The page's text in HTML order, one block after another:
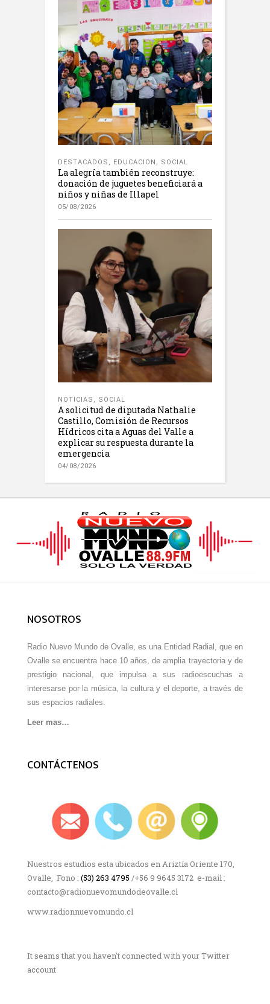
DESTACADOS , EDUCACION , SOCIAL
La alegría también reconstruye:
donación de juguetes beneficiará a
niños y niñas de Illapel
05/08/2026
NOTICIAS , SOCIAL
A solicitud de diputada Nathalie
Castillo, Comisión de Recursos
Hídricos cita a Aguas del Valle a
explicar su respuesta durante la
emergencia
04/08/2026
NOSOTROS
Radio Nuevo Mundo de Ovalle, es una Entidad Radial, que en
Ovalle se encuentra hace 10 años, de amplia trayectoria y de
prestigio nacional, que impulsa a sus radioescuchas a
interesarse por la música, la cultura y el deporte, a través de
sus espacios radiales.
Leer mas…
CONTÁCTENOS
Nuestros estudios esta ubicados en Ariztía Oriente 170,
Ovalle, Fono : (53) 263 4795 /+56 9 9645 3172 e-mail :
contacto@radionuevomundodeovalle.cl
www.radionnuevomundo.cl
It seams that you haven't connected with your Twitter
account